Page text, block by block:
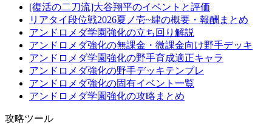
[復活の二刀流]大谷翔平のイベントと評価
リアタイ段位戦2026夏ノ壱~肆の概要・報酬まとめ
アンドロメダ学園強化の立ち回り解説
アンドロメダ強化の無課金・微課金向け野手デッキ
アンドロメダ学園強化の野手育成適正キャラ
アンドロメダ強化の野手デッキテンプレ
アンドロメダ強化の固有イベント一覧
アンドロメダ学園強化の攻略まとめ
攻略ツール